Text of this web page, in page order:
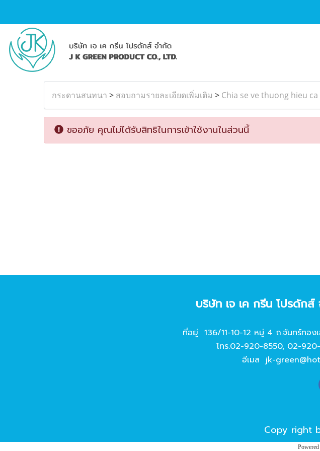
กระดานสนทนา > สอบถามรายละเอียดเพิ่มเติม > Chia se ve thuong hieu
ขออภัย คุณไม่ได้รับสิทธิในการเข้าใช้งานในส่วนนี้
บริษัท เจ เค กรีน โปรดัก
ที่อยู่ 136/11-10-12 หมู่ 4 ถ.จันทร์ทอง
โทร.02-920-8550, 02-
อีเมล jk-
Copy right